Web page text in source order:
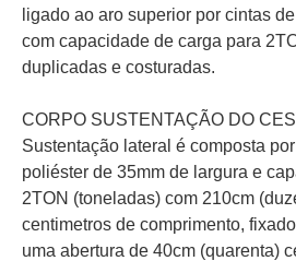
ligado ao aro superior por cintas
com capacidade de carga para
duplicadas e costuradas.
CORPO SUSTENTAÇÃO DO
Sustentação lateral é composta
poliéster de 35mm de largura e
2TON (toneladas) com 210cm
centimetros de comprimento,
uma abertura de 40cm (quarenta)